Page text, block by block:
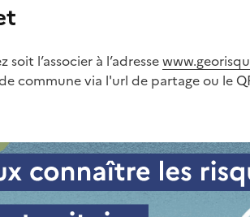
soit l’associer à l’adresse
commune via l'url de partage ou le